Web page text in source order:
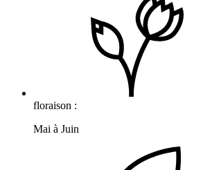
floraison :
Mai à Juin